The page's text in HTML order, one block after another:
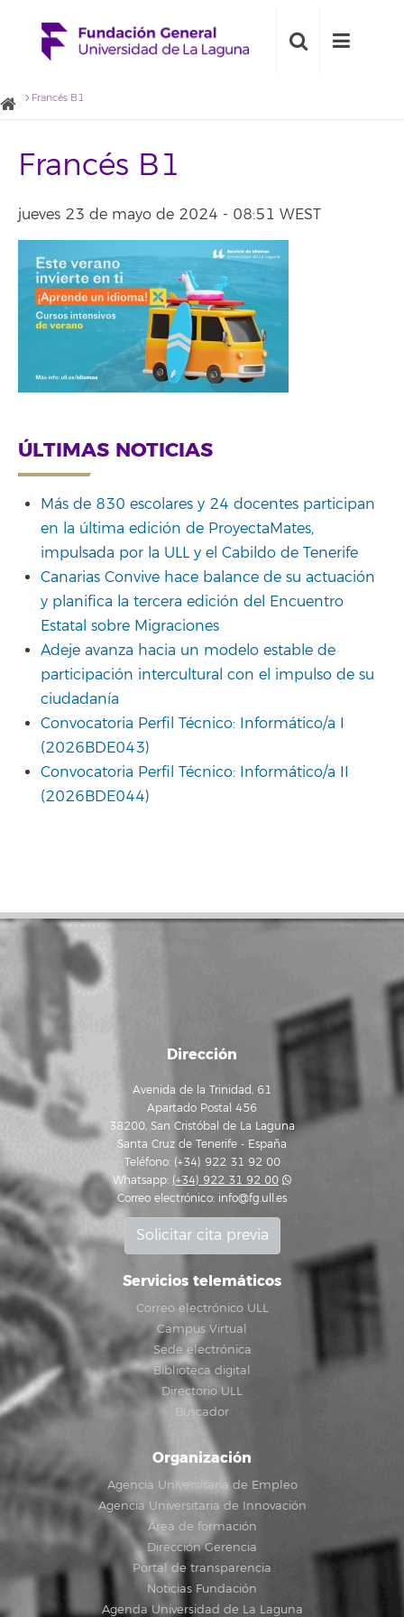
Francés B1
Francés B1
jueves 23 de mayo de 2024 - 08:51 WEST
ÚLTIMAS NOTICIAS
Más de 830 escolares y 24 docentes participan
en la última edición de ProyectaMates,
impulsada por la ULL y el Cabildo de Tenerife
Canarias Convive hace balance de su actuación
y planifica la tercera edición del Encuentro
Estatal sobre Migraciones
Adeje avanza hacia un modelo estable de
participación intercultural con el impulso de su
ciudadanía
Convocatoria Perfil Técnico: Informático/a I
(2026BDE043)
Convocatoria Perfil Técnico: Informático/a II
(2026BDE044)
Dirección
Avenida de la Trinidad, 61
Apartado Postal 456
38200, San Cristóbal de La Laguna
Santa Cruz de Tenerife - España
Teléfono: (+34) 922 31 92 00
Whatsapp: (+34) 922 31 92 00
Correo electrónico: info@fg.ull.es
Solicitar cita previa
Servicios telemáticos
Correo electrónico ULL
Campus Virtual
Sede electrónica
Biblioteca digital
Directorio ULL
Buscador
Organización
Agencia Universitaria de Empleo
Agencia Universitaria de Innovación
Área de formación
Dirección Gerencia
Portal de transparencia
Noticias Fundación
Agenda Universidad de La Laguna